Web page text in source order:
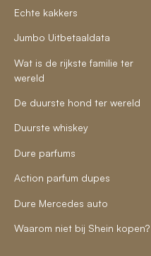
Echte kakkers
Jumbo Uitbetaaldata
Wat is de rijkste familie ter
wereld
De duurste hond ter wereld
Duurste whiskey
Dure parfums
Action parfum dupes
Dure Mercedes auto
Waarom niet bij Shein kopen?